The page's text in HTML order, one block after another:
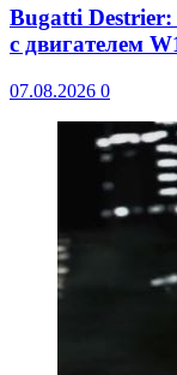
Bugatti Destrier:
с двигателем
07.08.2026 0